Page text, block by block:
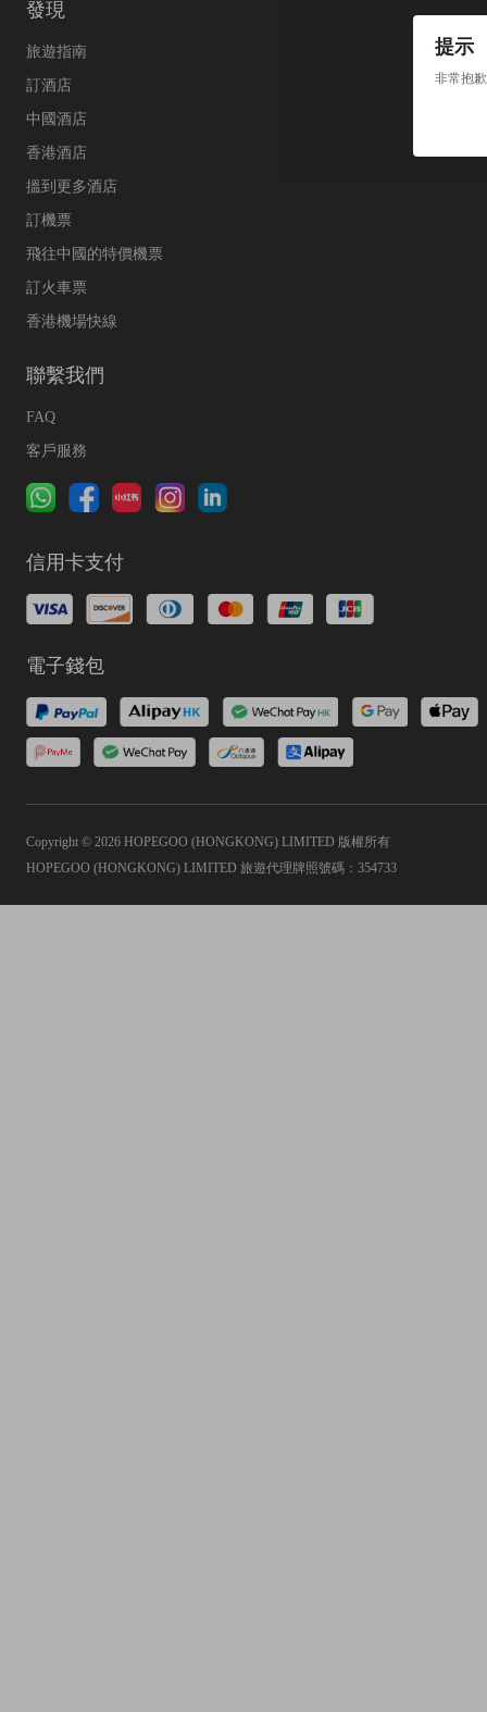
提示
非常抱
發現
旅遊指南
訂酒店
中國酒店
香港酒店
搵到更多酒店
訂機票
飛往中國的特價機票
訂火車票
香港機場快線
聯繫我們
FAQ
客戶服務
信用卡支付
電子錢包
Copyright © 2026 HOPEGOO (HONGKONG) LIMITED 版權所有
HOPEGOO (HONGKONG) LIMITED 旅遊代理牌照號碼：354733